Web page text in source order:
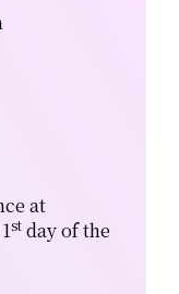
at
st day of the